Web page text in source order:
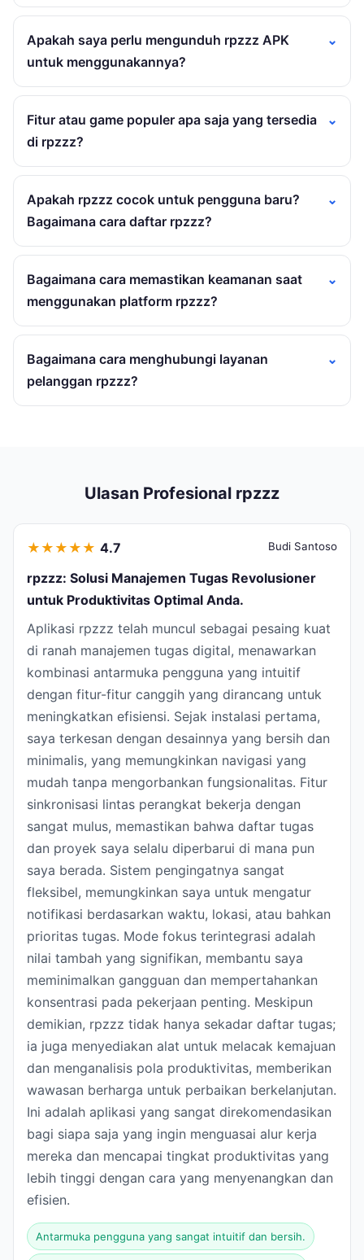
Apakah saya perlu mengunduh rpzzz APK
untuk menggunakannya?
Fitur atau game populer apa saja yang tersedia
di rpzzz?
Apakah rpzzz cocok untuk pengguna baru?
Bagaimana cara daftar rpzzz?
Bagaimana cara memastikan keamanan saat
menggunakan platform rpzzz?
Bagaimana cara menghubungi layanan
pelanggan rpzzz?
Ulasan Profesional rpzzz
★ ★ ★ ★ ★ 4.7 Budi Santoso
rpzzz: Solusi Manajemen Tugas Revolusioner
untuk Produktivitas Optimal Anda.
Aplikasi rpzzz telah muncul sebagai pesaing kuat
di ranah manajemen tugas digital, menawarkan
kombinasi antarmuka pengguna yang intuitif
dengan fitur-fitur canggih yang dirancang untuk
meningkatkan efisiensi. Sejak instalasi pertama,
saya terkesan dengan desainnya yang bersih dan
minimalis, yang memungkinkan navigasi yang
mudah tanpa mengorbankan fungsionalitas. Fitur
sinkronisasi lintas perangkat bekerja dengan
sangat mulus, memastikan bahwa daftar tugas
dan proyek saya selalu diperbarui di mana pun
saya berada. Sistem pengingatnya sangat
fleksibel, memungkinkan saya untuk mengatur
notifikasi berdasarkan waktu, lokasi, atau bahkan
prioritas tugas. Mode fokus terintegrasi adalah
nilai tambah yang signifikan, membantu saya
meminimalkan gangguan dan mempertahankan
konsentrasi pada pekerjaan penting. Meskipun
demikian, rpzzz tidak hanya sekadar daftar tugas;
ia juga menyediakan alat untuk melacak kemajuan
dan menganalisis pola produktivitas, memberikan
wawasan berharga untuk perbaikan berkelanjutan.
Ini adalah aplikasi yang sangat direkomendasikan
bagi siapa saja yang ingin menguasai alur kerja
mereka dan mencapai tingkat produktivitas yang
lebih tinggi dengan cara yang menyenangkan dan
efisien.
Antarmuka pengguna yang sangat intuitif dan bersih.